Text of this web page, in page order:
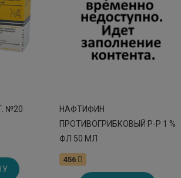
№20
НАФТИФИН
ПРОТИВОГРИБКОВЫЙ Р-Р 1 %
ФЛ 50 МЛ
456